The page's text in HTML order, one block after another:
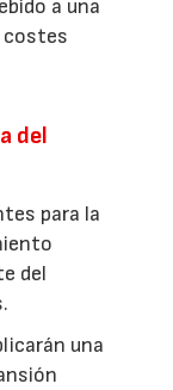
a una
costes
del
para la
del
una